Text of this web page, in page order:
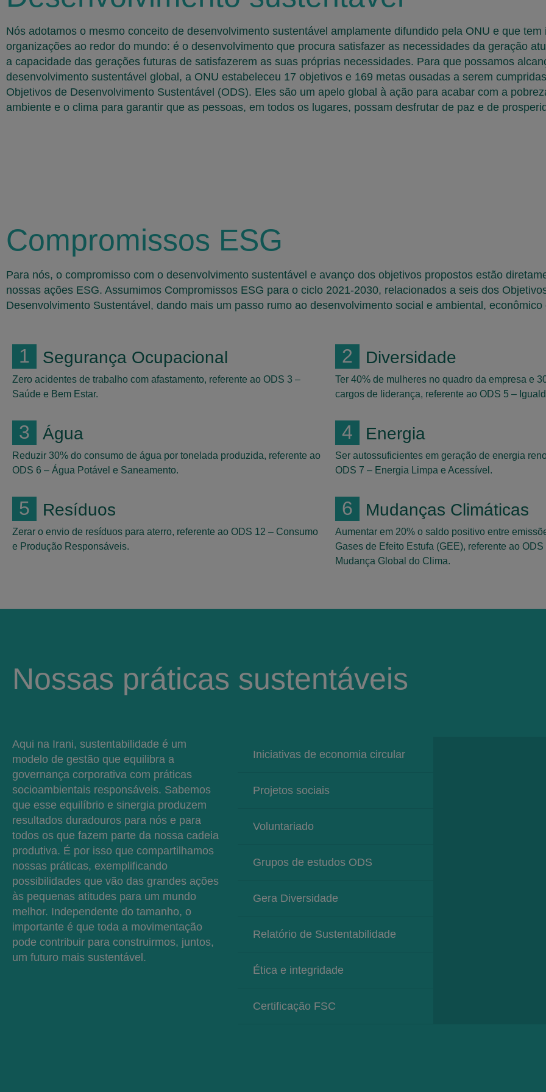
Nós adotamos o mesmo conceito de desenvolvimento sustentável amplamente difundido pela ONU e que tem
organizações ao redor do mundo: é o desenvolvimento que procura satisfazer as necessidades da geração
a capacidade das gerações futuras de satisfazerem as suas próprias necessidades. Para que possamos
desenvolvimento sustentável global, a ONU estabeleceu 17 objetivos e 169 metas ousadas a serem
Objetivos de Desenvolvimento Sustentável (ODS). Eles são um apelo global à ação para acabar com a
ambiente e o clima para garantir que as pessoas, em todos os lugares, possam desfrutar de paz e de
Compromissos ESG
Para nós, o compromisso com o desenvolvimento sustentável e avanço dos objetivos propostos estão
nossas ações ESG. Assumimos Compromissos ESG para o ciclo 2021-2030, relacionados a seis dos
Desenvolvimento Sustentável, dando mais um passo rumo ao desenvolvimento social e ambiental, econômico
1 Segurança Ocupacional
Zero acidentes de trabalho com afastamento, referente ao ODS 3 –
Saúde e Bem Estar.
2 Diversidade
Ter 40% de mulheres no quadro da empresa e
cargos de liderança, referente ao ODS 5 –
3 Água
Reduzir 30% do consumo de água por tonelada produzida, referente ao
ODS 6 – Água Potável e Saneamento.
4 Energia
Ser autossuficientes em geração de energia
ODS 7 – Energia Limpa e Acessível.
5 Resíduos
Zerar o envio de resíduos para aterro, referente ao ODS 12 – Consumo
e Produção Responsáveis.
6 Mudanças Climáticas
Aumentar em 20% o saldo positivo entre
Gases de Efeito Estufa (GEE), referente ao
Mudança Global do Clima.
Nossas práticas sustentáveis
Aqui na Irani, sustentabilidade é um
modelo de gestão que equilibra a
governança corporativa com práticas
socioambientais responsáveis. Sabemos
que esse equilíbrio e sinergia produzem
resultados duradouros para nós e para
todos os que fazem parte da nossa cadeia
produtiva. É por isso que compartilhamos
nossas práticas, exemplificando
possibilidades que vão das grandes ações
às pequenas atitudes para um mundo
melhor. Independente do tamanho, o
importante é que toda a movimentação
pode contribuir para construirmos, juntos,
um futuro mais sustentável.
Iniciativas de economia circular
Projetos sociais
Voluntariado
Grupos de estudos ODS
Gera Diversidade
Relatório de Sustentabilidade
Ética e integridade
Certificação FSC